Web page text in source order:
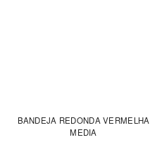
BANDEJA REDONDA VERMELHA
MEDIA